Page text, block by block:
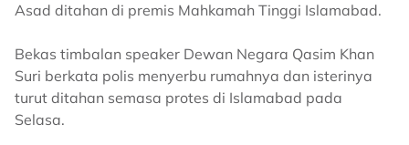
Asad ditahan di premis Mahkamah Tinggi Islamabad.
Bekas timbalan speaker Dewan Negara Qasim Khan
Suri berkata polis menyerbu rumahnya dan isterinya
turut ditahan semasa protes di Islamabad pada
Selasa.